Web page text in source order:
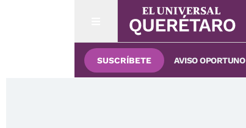
SUSCRÍBETE AVISO OPORTUNO